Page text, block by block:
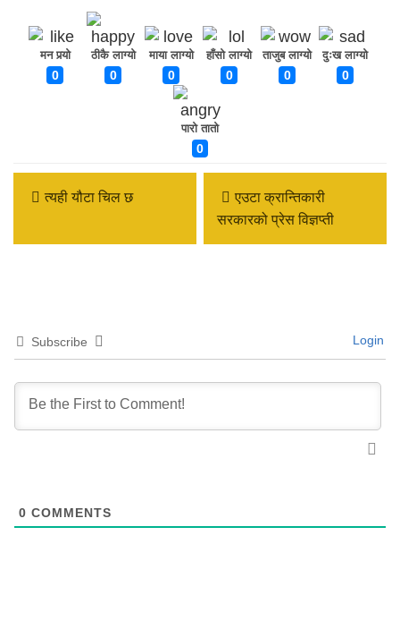
मन पर्‍यो
0
ठीकै लाग्यो
0
माया लाग्यो
0
हाँसो लाग्यो
0
ताजुब लाग्यो
0
दुःख लाग्यो
0
पारो तातो
0
त्यही यौटा चिल छ
एउटा क्रान्तिकारी
सरकारको प्रेस विज्ञप्ती
Subscribe Login
0 COMMENTS